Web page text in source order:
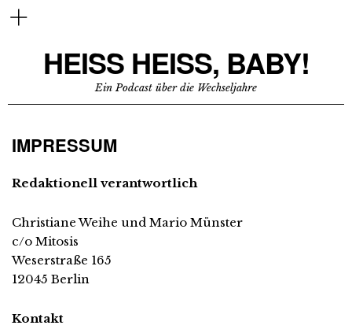
HEISS HEISS, BABY!
Ein Podcast über die Wechseljahre
IMPRESSUM
Redaktionell verantwortlich
Christiane Weihe und Mario Münster
c/o Mitosis
Weserstraße 165
12045 Berlin
Kontakt